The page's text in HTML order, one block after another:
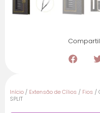
Início / Extensão de Cílios / Fios /
SPLIT